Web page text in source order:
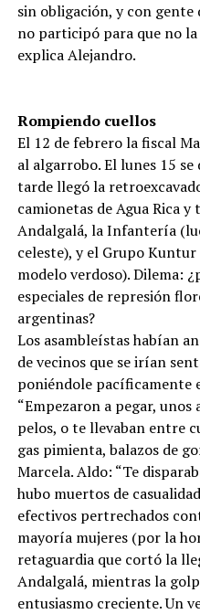
sin obligación, y con
no participó para que no
explica Alejandro.
Rompiendo cuellos
El 12 de febrero la fiscal
al algarrobo. El lunes 15
tarde llegó la
camionetas de Agua Rica
Andalgalá, la Infantería
celeste), y el Grupo Kuntur
modelo verdoso). Dilema:
especiales de represión
argentinas?
Los asambleístas habían
de vecinos que se irían
poniéndole pacíficamente
“Empezaron a pegar,
pelos, o te llevaban entre
gas pimienta, balazos de
Marcela. Aldo: “Te
hubo muertos de
efectivos pertrechados
mayoría mujeres (por la
retaguardia que cortó la
Andalgalá, mientras la
entusiasmo creciente. Un